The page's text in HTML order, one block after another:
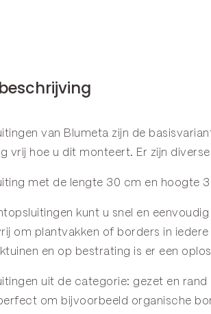
van Blumeta zijn de
vrij hoe u dit monteert. Er zijn
met de lengte 30 cm en hoogte
kunt u snel en
om plantvakken of borders in
en op bestrating is er een
uit de categorie: gezet en rand
om bijvoorbeeld organische